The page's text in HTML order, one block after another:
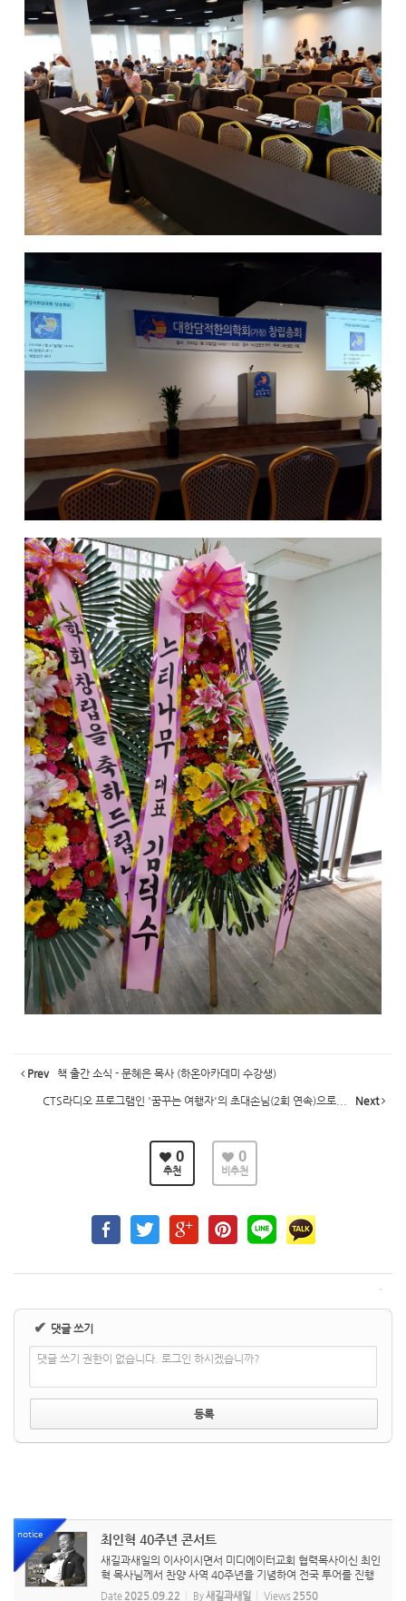
Prev 책 출간 소식 - 문혜은 목사 (하온아카데미 수강생)
CTS라디오 프로그램인 '꿈꾸는 여행자'의 초대손님(2회 연속)으로... Next
0
추천
0
비추천
✔ 댓글 쓰기
댓글 쓰기 권한이 없습니다. 로그인 하시겠습니까?
notice 최인혁 40주년 콘서트
새길과새일의 이사이시면서 미디에이터교회 협력목사이신 최인
혁 목사님께서 찬양 사역 40주년을 기념하여 전국 투어를 진행
중입니다. 이번 서울 콘서트에 많은 참여 부탁드립니다.
Date 2025.09.22 By새길과새일 Views 2550